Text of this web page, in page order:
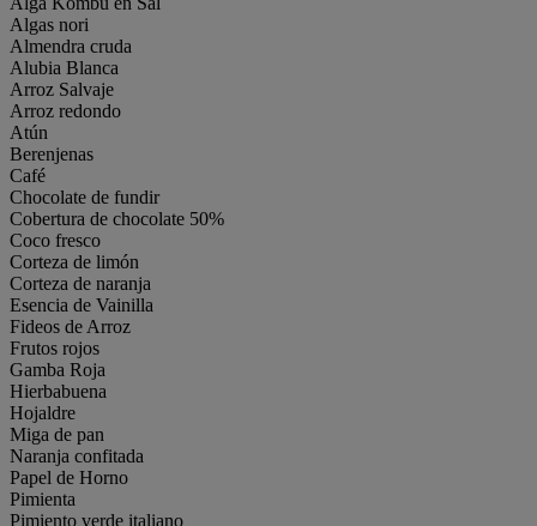
Algas nori
Almendra cruda
Alubia Blanca
Arroz Salvaje
Arroz redondo
Atún
Berenjenas
Café
Chocolate de fundir
Cobertura de chocolate 50%
Coco fresco
Corteza de limón
Corteza de naranja
Esencia de Vainilla
Fideos de Arroz
Frutos rojos
Gamba Roja
Hierbabuena
Hojaldre
Miga de pan
Naranja confitada
Papel de Horno
Pimienta
Pimiento verde italiano